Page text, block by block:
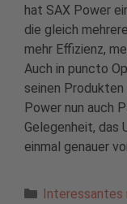
hat SAX Power
die gleich
mehr Effizienz,
Auch in puncto
seinen
Power nun auch
Gelegenheit, das
einmal genauer
Kategorien
Interessantes